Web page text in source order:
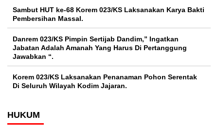
Sambut HUT ke-68 Korem 023/KS Laksanakan Karya Bakti
Pembersihan Massal.
Danrem 023/KS Pimpin Sertijab Dandim,” Ingatkan
Jabatan Adalah Amanah Yang Harus Di Pertanggung
Jawabkan “.
Korem 023/KS Laksanakan Penanaman Pohon Serentak
Di Seluruh Wilayah Kodim Jajaran.
HUKUM